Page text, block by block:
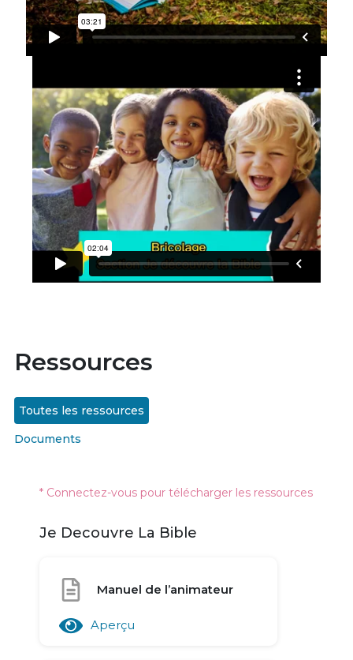
Ressources
Toutes les ressources
Documents
* Connectez-vous pour télécharger les ressources
Je Decouvre La Bible
Manuel de l’animateur
Aperçu